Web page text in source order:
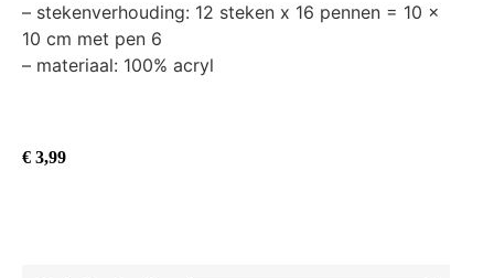
– stekenverhouding: 12 steken x 16 pennen = 10 x
10 cm met pen 6
– materiaal: 100% acryl
€ 3,99